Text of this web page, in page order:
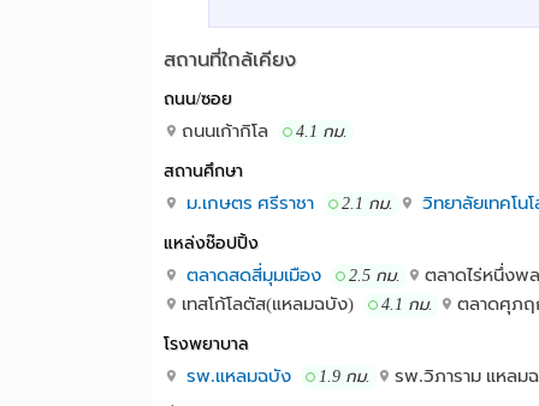
คนใช้จักรยานยนต์จะสะดวกกว่า ปัจจุบันห้องจริงจะ
พิกัด หมู่บ้านศิวารมย์ ซอยชากยายจีน 2 ใกล้แยกอ่า
สถานที่ใกล้เคียง : โรงเรียนชากยายจีน การประปาส่วน
สถานที่ใกล้เคียง
ถนน/ซอย
ถนนเก้ากิโล 4.1 กม.
สถานศึกษา
ม.เกษตร ศรีราชา 2.1 กม. วิทยาลัยเทคโน
แหล่งช๊อปปิ้ง
ตลาดสดสี่มุมเมือง 2.5 กม. ตลาดไร่หนึ่งพล
เทสโก้โลตัส(แหลมฉบัง) 4.1 กม. ตลาดศุภ
โรงพยาบาล
รพ.แหลมฉบัง 1.9 กม. รพ.วิภาราม แหลม